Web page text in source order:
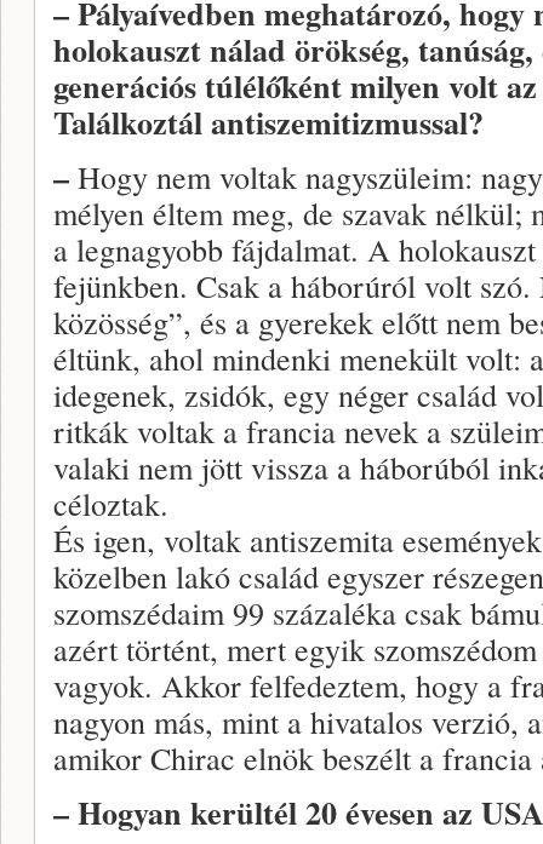
– Pályaívedben meghatározó,
holokauszt nálad örökség,
generációs túlélőként milyen volt
Találkoztál antiszemitizmussal?
– Hogy nem voltak nagyszüleim:
mélyen éltem meg, de szavak nélkül;
a legnagyobb fájdalmat. A
fejünkben. Csak a háborúról volt
közösség”, és a gyerekek előtt nem
éltünk, ahol mindenki menekült volt:
idegenek, zsidók, egy néger család
ritkák voltak a francia nevek a
valaki nem jött vissza a háborúból
céloztak.
És igen, voltak antiszemita
közelben lakó család egyszer
szomszédaim 99 százaléka csak
azért történt, mert egyik
vagyok. Akkor felfedeztem, hogy a
nagyon más, mint a hivatalos verzió,
amikor Chirac elnök beszélt a
– Hogyan kerültél 20 évesen az